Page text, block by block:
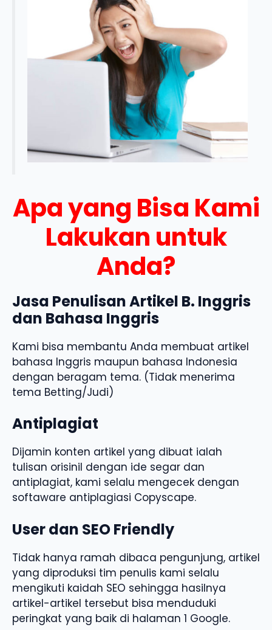
Apa yang Bisa Kami
Lakukan untuk
Anda?
Jasa Penulisan Artikel B. Inggris
dan Bahasa Inggris
Kami bisa membantu Anda membuat artikel
bahasa Inggris maupun bahasa Indonesia
dengan beragam tema. (Tidak menerima
tema Betting/Judi)
Antiplagiat
Dijamin konten artikel yang dibuat ialah
tulisan orisinil dengan ide segar dan
antiplagiat, kami selalu mengecek dengan
softaware antiplagiasi Copyscape.
User dan SEO Friendly
Tidak hanya ramah dibaca pengunjung, artikel
yang diproduksi tim penulis kami selalu
mengikuti kaidah SEO sehingga hasilnya
artikel-artikel tersebut bisa menduduki
peringkat yang baik di halaman 1 Google.